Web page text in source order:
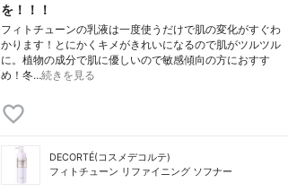
を！！！
フィトチューンの乳液は一度使うだけで肌の変化がすぐわ
かります！とにかくキメがきれいになるので肌がツルツル
に。植物の成分で肌に優しいので敏感傾向の方におすす
め！冬…続きを見る
DECORTÉ(コスメデコルテ)
フィトチューン リファイニング ソフナー